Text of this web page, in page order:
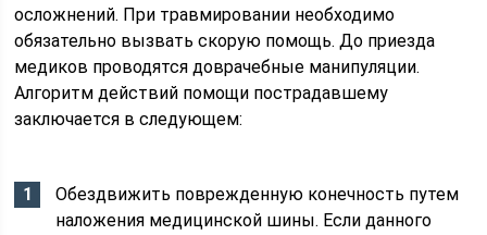
осложнений. При травмировании необходимо
обязательно вызвать скорую помощь. До приезда
медиков проводятся доврачебные манипуляции.
Алгоритм действий помощи пострадавшему
заключается в следующем:
Обездвижить поврежденную конечность путем
наложения медицинской шины. Если данного